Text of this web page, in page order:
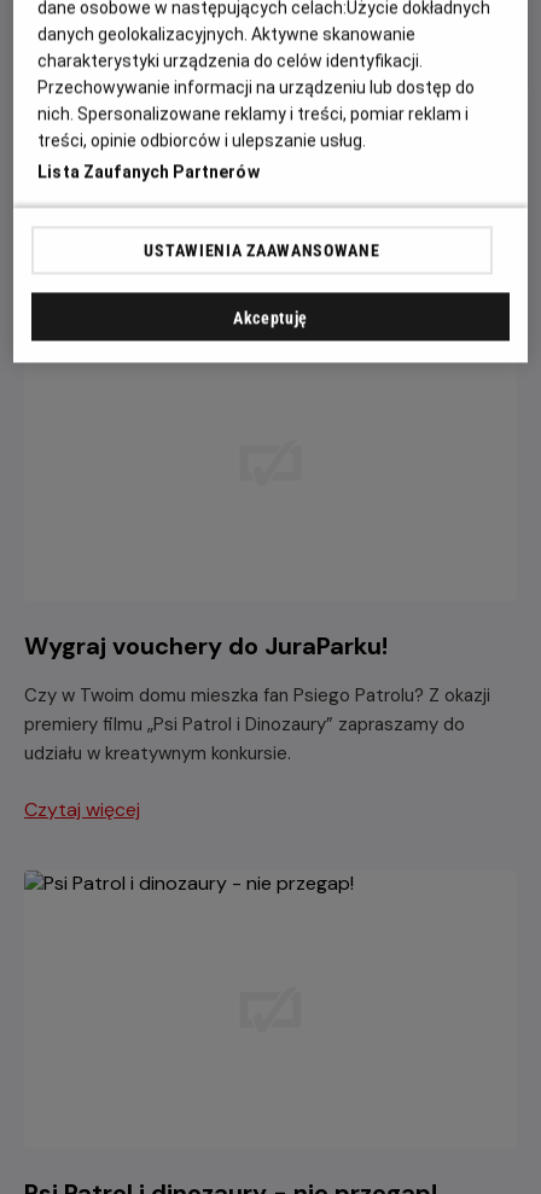
Minionki i
straszydła
6.5
Psi Patrol i
dinozaury
AKTUALNOŚCI Zobacz więcej
Wygraj vouchery do JuraParku!
Czy w Twoim domu mieszka fan Psiego Patrolu? Z okazji
premiery filmu „Psi Patrol i Dinozaury” zapraszamy do
udziału w kreatywnym konkursie.
Czytaj więcej
dane osobowe w następujących celach:Użycie dokładnych
danych geolokalizacyjnych. Aktywne skanowanie
charakterystyki urządzenia do celów identyfikacji.
Przechowywanie informacji na urządzeniu lub dostęp do
nich. Spersonalizowane reklamy i treści, pomiar reklam i
treści, opinie odbiorców i ulepszanie usług.
Lista Zaufanych Partnerów
USTAWIENIA ZAAWANSOWANE
Akceptuję